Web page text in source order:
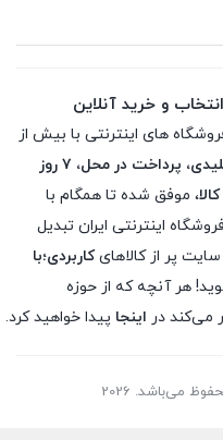
و خرید آنلاین
های اینترنتی با بیش از
سه اصل کلیدی، پرداخت در محل، ۷ روز
، موفق شده تا همگام با
اینترنتی ایران تبدیل
پر از کالاهایکاربردی؛با
هر آنچه که از حوزه
می‌کند در اینجا پیدا خواهید کرد.
می‌باشد. 2026